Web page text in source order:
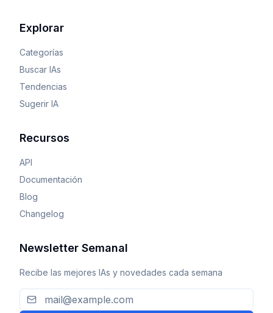
Explorar
Categorías
Buscar IAs
Tendencias
Sugerir IA
Recursos
API
Documentación
Blog
Changelog
Newsletter Semanal
Recibe las mejores IAs y novedades cada semana